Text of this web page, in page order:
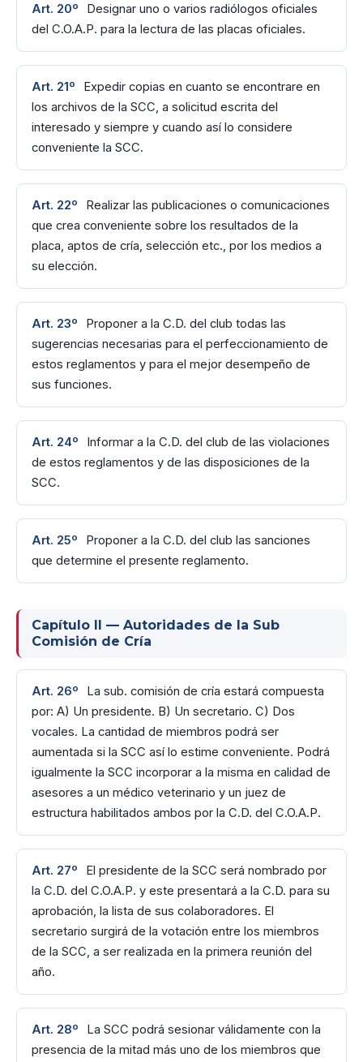
Art. 20º
Designar uno o varios radiólogos oficiales
del C.O.A.P. para la lectura de las placas oficiales.
Art. 21º
Expedir copias en cuanto se encontrare en
los archivos de la SCC, a solicitud escrita del
interesado y siempre y cuando así lo considere
conveniente la SCC.
Art. 22º
Realizar las publicaciones o comunicaciones
que crea conveniente sobre los resultados de la
placa, aptos de cría, selección etc., por los medios a
su elección.
Art. 23º
Proponer a la C.D. del club todas las
sugerencias necesarias para el perfeccionamiento de
estos reglamentos y para el mejor desempeño de
sus funciones.
Art. 24º
Informar a la C.D. del club de las violaciones
de estos reglamentos y de las disposiciones de la
SCC.
Art. 25º
Proponer a la C.D. del club las sanciones
que determine el presente reglamento.
Capítulo II — Autoridades de la Sub
Comisión de Cría
Art. 26º
La sub. comisión de cría estará compuesta
por: A) Un presidente. B) Un secretario. C) Dos
vocales. La cantidad de miembros podrá ser
aumentada si la SCC así lo estime conveniente. Podrá
igualmente la SCC incorporar a la misma en calidad de
asesores a un médico veterinario y un juez de
estructura habilitados ambos por la C.D. del C.O.A.P.
Art. 27º
El presidente de la SCC será nombrado por
la C.D. del C.O.A.P. y este presentará a la C.D. para su
aprobación, la lista de sus colaboradores. El
secretario surgirá de la votación entre los miembros
de la SCC, a ser realizada en la primera reunión del
año.
Art. 28º
La SCC podrá sesionar válidamente con la
presencia de la mitad más uno de los miembros que